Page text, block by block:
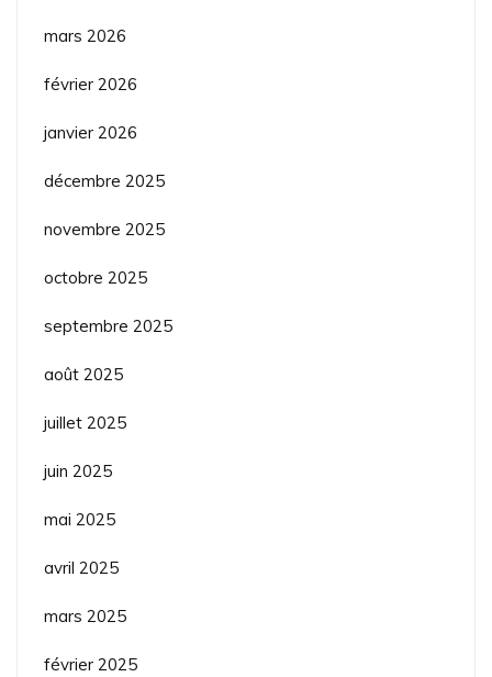
mars 2026
février 2026
janvier 2026
décembre 2025
novembre 2025
octobre 2025
septembre 2025
août 2025
juillet 2025
juin 2025
mai 2025
avril 2025
mars 2025
février 2025